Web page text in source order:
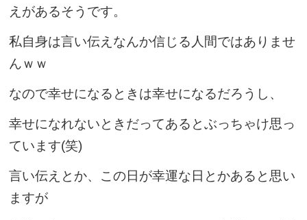
えがあるそうです。
私自身は言い伝えなんか信じる人間ではありませ
んｗｗ
なので幸せになるときは幸せになるだろうし、
幸せになれないときだってあるとぶっちゃけ思っ
ています(笑)
言い伝えとか、この日が幸運な日とかあると思い
ますが